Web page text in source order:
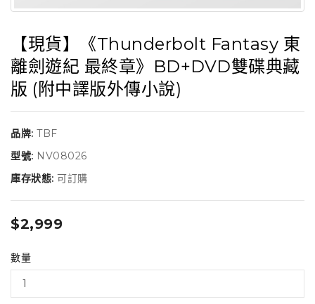
【現貨】《Thunderbolt Fantasy 東
離劍遊紀 最終章》BD+DVD雙碟典藏
版 (附中譯版外傳小說)
品牌: TBF
型號: NV08026
庫存狀態: 可訂購
$2,999
數量